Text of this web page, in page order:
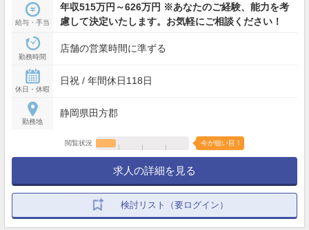
給与・手当
年収515万円～626万円 ※あなたのご経験、能力を考
慮して決定いたします。お気軽にご相談ください！
勤務時間
店舗の営業時間に準ずる
休日・休暇
日祝 / 年間休日118日
勤務地
静岡県田方郡
閲覧状況 今が狙い目！
求人の詳細を見る
検討リスト（要ログイン）